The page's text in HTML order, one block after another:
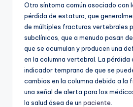
Otro síntoma común asociado con
pérdida de estatura, que
de múltiples fracturas vertebrales
subclínicas, que a menudo pasan
que se acumulan y producen una
en la columna vertebral. La pérdida
indicador temprano de que se
cambios en la columna debido a la
una señal de alerta para los
la salud ósea de un paciente